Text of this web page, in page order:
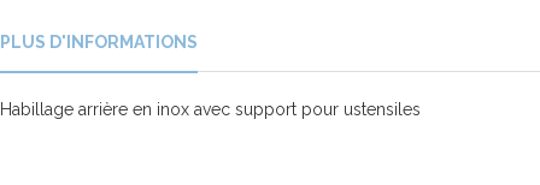
PLUS D'INFORMATIONS
Habillage arrière en inox avec support pour ustensiles